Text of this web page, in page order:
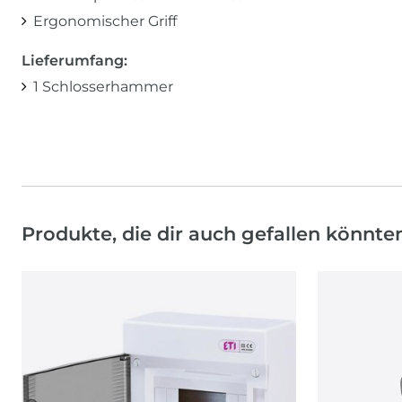
Ergonomischer Griff
Lieferumfang:
1 Schlosserhammer
Produkte, die dir auch gefallen